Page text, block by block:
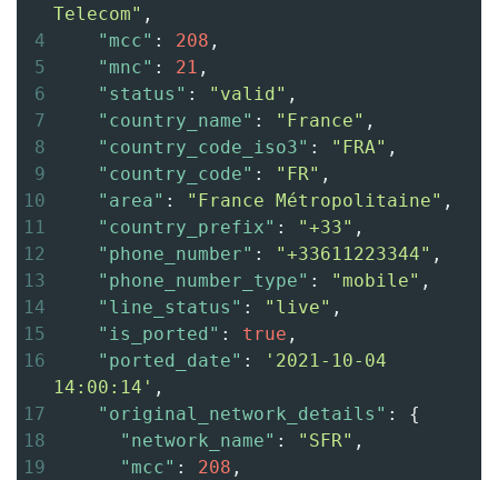
Telecom" ,
4
"mcc" : 208 ,
5
"mnc" : 21 ,
6
"status" : "valid" ,
7
"country_name" : "France" ,
8
"country_code_iso3" : "FRA" ,
9
"country_code" : "FR" ,
10
"area" : "France Métropolitaine" ,
11
"country_prefix" : "+33" ,
12
"phone_number" : "+33611223344" ,
13
"phone_number_type" : "mobile" ,
14
"line_status" : "live" ,
15
"is_ported" : true ,
16
"ported_date" :
'2021-10-04
14:00:14' ,
17
"original_network_details" : {
18
"network_name" : "SFR" ,
19
"mcc" : 208 ,